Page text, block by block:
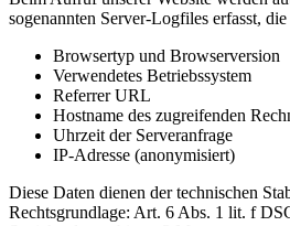
sogenannten Server-Logfiles erfasst,
Browsertyp und Browserversion
Verwendetes Betriebssystem
Referrer URL
Hostname des zugreifenden
Uhrzeit der Serveranfrage
IP-Adresse (anonymisiert)
Diese Daten dienen der technischen
Rechtsgrundlage: Art. 6 Abs. 1 lit. f